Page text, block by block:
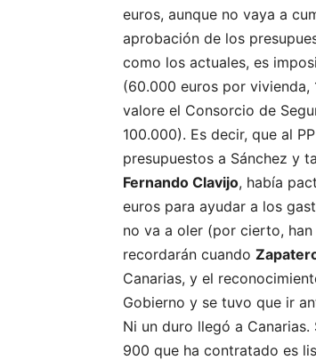
euros, aunque no vaya a
aprobación de los
como los actuales, es
(60.000 euros por vivienda,
valore el Consorcio de
100.000). Es decir, que al
presupuestos a Sánchez y
Fernando Clavijo, había
euros para ayudar a los
no va a oler (por cierto,
recordarán cuando
Canarias, y el
Gobierno y se tuvo que ir
Ni un duro llegó a
900 que ha contratado es